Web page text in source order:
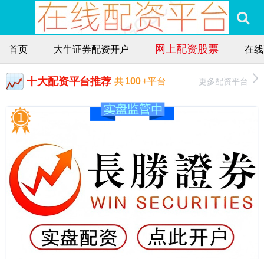
首页 大牛证券配资开户 网上配资股票 在
十大配资平台推荐 共100+平台 更多配资平台